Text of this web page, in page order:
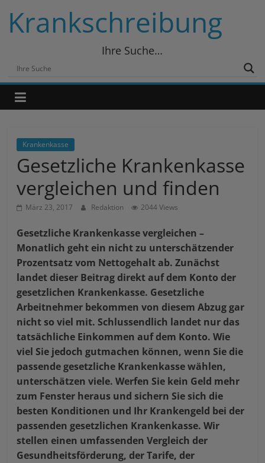
content
Krankschreibung
Ihre Suche…
Krankenkasse
Gesetzliche Krankenkasse
vergleichen und finden
März 23, 2017 Redaktion 2044 Views
Gesetzliche Krankenkasse vergleichen –
Monatlich geht ein nicht zu unterschätzender
Prozentsatz vom Nettogehalt ab. Zunächst
landet dieser Beitrag direkt auf dem Konto der
gesetzlichen Krankenkasse. Gesetzliche
Arbeitnehmer bekommen von diesem Abzug gar
nicht so viel mit. Schlussendlich landet nur das
tatsächliche Einkommen auf dem Konto. Wie
viel Sie jedoch gutmachen können, wenn Sie die
passende gesetzliche Krankenkasse wählen,
unterschätzen viele. Werfen Sie kein Geld mehr
zum Fenster heraus und sichern Sie sich die
besten Konditionen und Ihr Krankengeld bei der
passenden gesetzlichen Krankenkasse. Wir
stellen einen umfassenden Vergleich der
Gesundheitsförderung, der Tarife, der